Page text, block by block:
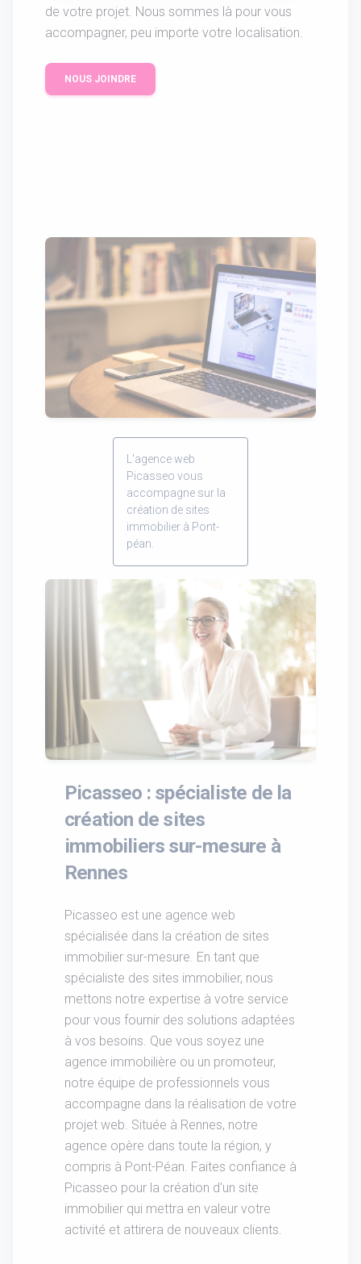
de votre projet. Nous sommes là pour vous
accompagner, peu importe votre localisation.
NOUS JOINDRE
L'agence web
Picasseo vous
accompagne sur la
création de sites
immobilier à Pont-
péan.
Picasseo : spécialiste de la
création de sites
immobiliers sur-mesure à
Rennes
Picasseo est une agence web
spécialisée dans la création de sites
immobilier sur-mesure. En tant que
spécialiste des sites immobilier, nous
mettons notre expertise à votre service
pour vous fournir des solutions adaptées
à vos besoins. Que vous soyez une
agence immobilière ou un promoteur,
notre équipe de professionnels vous
accompagne dans la réalisation de votre
projet web. Située à Rennes, notre
agence opère dans toute la région, y
compris à Pont-Péan. Faites confiance à
Picasseo pour la création d'un site
immobilier qui mettra en valeur votre
activité et attirera de nouveaux clients.